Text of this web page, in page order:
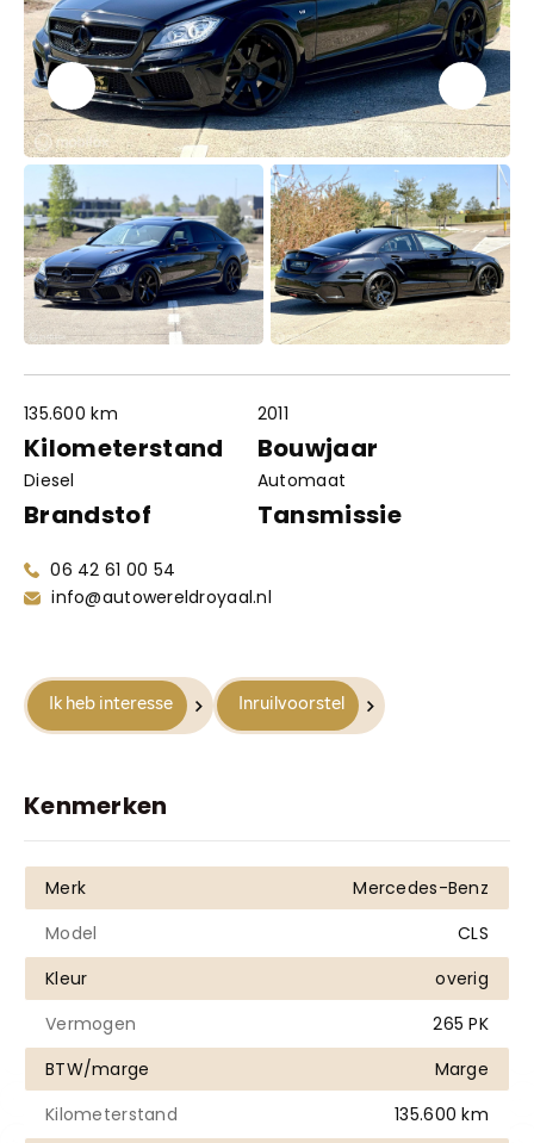
Contact
info@autowereldroyaal.nl
06 42 61 00 54
Adres
6004 PV Weert
135.600 km
Kilometerstand
2011
Bouwjaar
Diesel
Brandstof
Automaat
Tansmissie
06 42 61 00 54
info@autowereldroyaal.nl
Ik heb interesse Inruilvoorstel
Kenmerken
Merk
Mercedes-Benz
Model
CLS
Kleur
overig
Vermogen
265 PK
BTW/marge
Marge
Kilometerstand
135.600 km